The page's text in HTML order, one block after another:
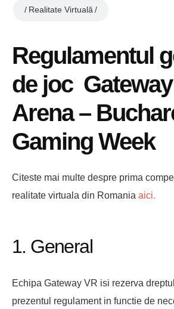
Realitate Virtuală
Regulamentul
de joc
Arena –
Gaming Week
Citeste mai multe despre prima
realitate virtuala din Romania aici.
1. General
Echipa Gateway VR isi rezerva
prezentul regulament in functie de